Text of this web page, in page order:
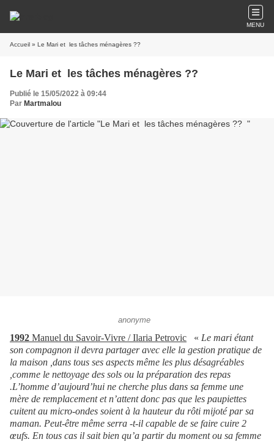
MENU
Accueil » Le Mari et les tâches ménagères ??
Le Mari et les tâches ménagères ??
Publié le 15/05/2022 à 09:44
Par Martmalou
anonyme
1992 Manuel du Savoir-Vivre / Ilaria Petrovic « Le mari étant
son compagnon il devra partager avec elle la gestion pratique de
la maison ,dans tous ses aspects même les plus désagréables
,comme le nettoyage des sols ou la préparation des repas
.L’homme d’aujourd’hui ne cherche plus dans sa femme une
mère de remplacement et n’attent donc pas que les paupiettes
cuitent au micro-ondes soient à la hauteur du rôti mijoté par sa
maman. Peut-être même serra -t-il capable de se faire cuire 2
œufs. En tous cas il sait bien qu’a partir du moment ou sa femme